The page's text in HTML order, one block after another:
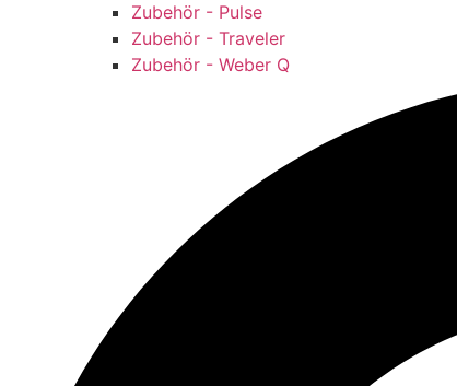
Zubehör - Pulse
Zubehör - Traveler
Zubehör - Weber Q